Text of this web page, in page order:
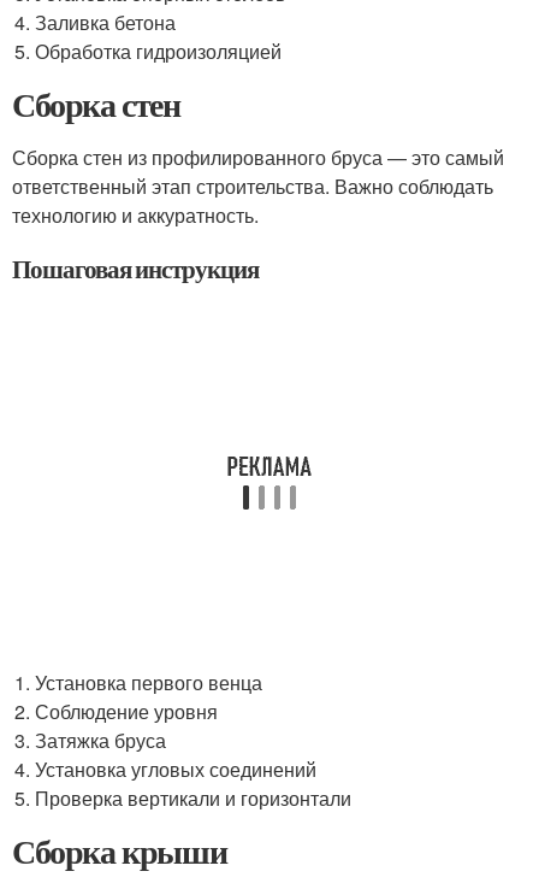
Заливка бетона
Обработка гидроизоляцией
Сборка стен
Сборка стен из профилированного бруса — это самый
ответственный этап строительства. Важно соблюдать
технологию и аккуратность.
Пошаговая инструкция
Установка первого венца
Соблюдение уровня
Затяжка бруса
Установка угловых соединений
Проверка вертикали и горизонтали
Сборка крыши